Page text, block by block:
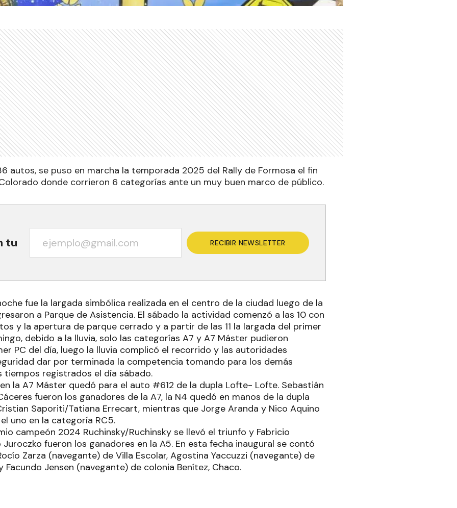
autos, se puso en marcha la temporada 2025 del Rally de Formosa el fin
donde corrieron 6 categorías ante un muy buen marco de público.
tu RECIBIR NEWSLETTER
fue la largada simbólica realizada en el centro de la ciudad luego de la
a Parque de Asistencia. El sábado la actividad comenzó a las 10 con
y la apertura de parque cerrado y a partir de las 11 la largada del primer
debido a la lluvia, solo las categorías A7 y A7 Máster pudieron
PC del día, luego la lluvia complicó el recorrido y las autoridades
dar por terminada la competencia tomando para los demás
registrados el día sábado.
la A7 Máster quedó para el auto #612 de la dupla Lofte- Lofte. Sebastián
fueron los ganadores de la A7, la N4 quedó en manos de la dupla
Saporiti/Tatiana Errecart, mientras que Jorge Aranda y Nico Aquino
uno en la categoría RC5.
campeón 2024 Ruchinsky/Ruchinsky se llevó el triunfo y Fabricio
Juroczko fueron los ganadores en la A5. En esta fecha inaugural se contó
Zarza (navegante) de Villa Escolar, Agostina Yaccuzzi (navegante) de
Facundo Jensen (navegante) de colonia Benítez, Chaco.